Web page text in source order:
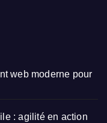
web moderne pour
: agilité en action